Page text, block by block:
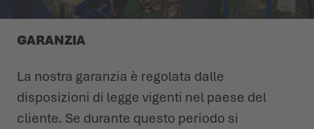
SCARPE INVERNALI
LOWA PROFESSIONAL
SCARPE INVERNALI
LOWA PROFESSIONAL
EVENTI
PODCAST
NEWS
GARANZIA
La nostra garanzia è regolata dalle
disposizioni di legge vigenti nel paese del
cliente. Se durante questo periodo si